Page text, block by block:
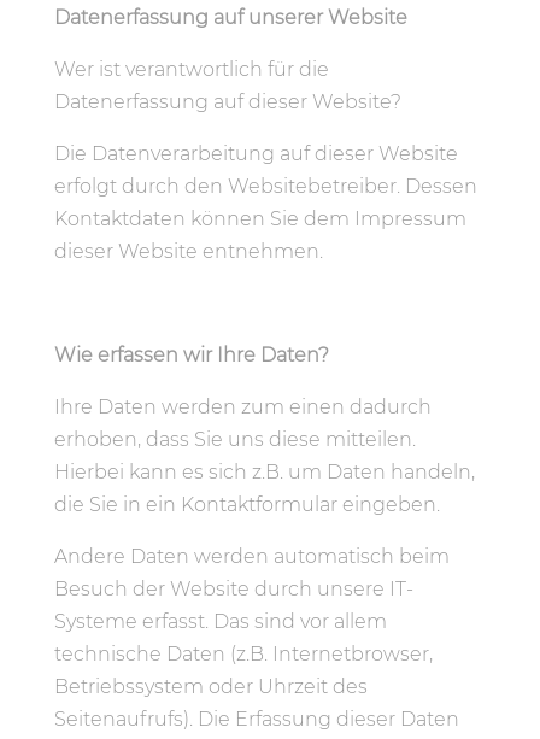
Datenerfassung auf unserer Website
Wer ist verantwortlich für die
Datenerfassung auf dieser Website?
Die Datenverarbeitung auf dieser Website
erfolgt durch den Websitebetreiber. Dessen
Kontaktdaten können Sie dem Impressum
dieser Website entnehmen.
Wie erfassen wir Ihre Daten?
Ihre Daten werden zum einen dadurch
erhoben, dass Sie uns diese mitteilen.
Hierbei kann es sich z.B. um Daten handeln,
die Sie in ein Kontaktformular eingeben.
Andere Daten werden automatisch beim
Besuch der Website durch unsere IT-
Systeme erfasst. Das sind vor allem
technische Daten (z.B. Internetbrowser,
Betriebssystem oder Uhrzeit des
Seitenaufrufs). Die Erfassung dieser Daten